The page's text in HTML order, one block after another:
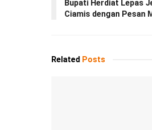
Bupati Herdiat Lepas
Ciamis dengan Pesan
Related Posts